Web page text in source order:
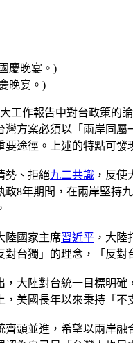
晚宴。)
工作報告中對台政策的
灣方案必須以「兩岸同
途徑。上述的特點可
勢、拒絕九二共識 ，反
政8年期間，在兩岸堅持
陸國家主席習近平 ，大
台獨」的理念，「反
，大陸對台統一目標明
美國長年以來秉持「
齊頭並進，希望以兩岸